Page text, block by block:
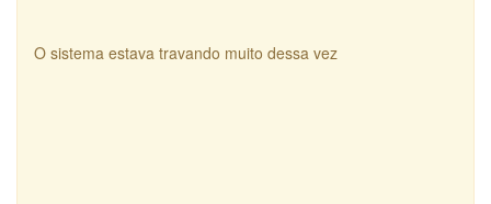
O sistema estava travando muito dessa vez